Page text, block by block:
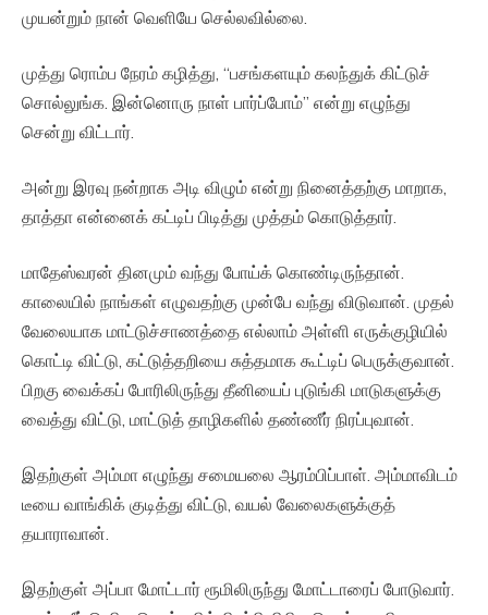
முயன்றும் நான் வெளியே செல்லவில்லை.
முத்து ரொம்ப நேரம் கழித்து, “பசங்களயும் கலந்துக் கிட்டுச்
சொல்லுங்க. இன்னொரு நாள் பார்ப்போம்” என்று எழுந்து
சென்று விட்டார்.
அன்று இரவு நன்றாக அடி விழும் என்று நினைத்தற்கு மாறாக,
தாத்தா என்னைக் கட்டிப் பிடித்து முத்தம் கொடுத்தார்.
மாதேஸ்வரன் தினமும் வந்து போய்க் கொண்டிருந்தான்.
காலையில் நாங்கள் எழுவதற்கு முன்பே வந்து விடுவான். முதல்
வேலையாக மாட்டுச்சாணத்தை எல்லாம் அள்ளி எருக்குழியில்
கொட்டி விட்டு, கட்டுத்தறியை சுத்தமாக கூட்டிப் பெருக்குவான்.
பிறகு வைக்கப் போரிலிருந்து தீனியைப் புடுங்கி மாடுகளுக்கு
வைத்து விட்டு, மாட்டுத் தாழிகளில் தண்ணீர் நிரப்புவான்.
இதற்குள் அம்மா எழுந்து சமையலை ஆரம்பிப்பாள். அம்மாவிடம்
டீயை வாங்கிக் குடித்து விட்டு, வயல் வேலைகளுக்குத்
தயாராவான்.
இதற்குள் அப்பா மோட்டார் ரூமிலிருந்து மோட்டாரைப் போடுவார்.